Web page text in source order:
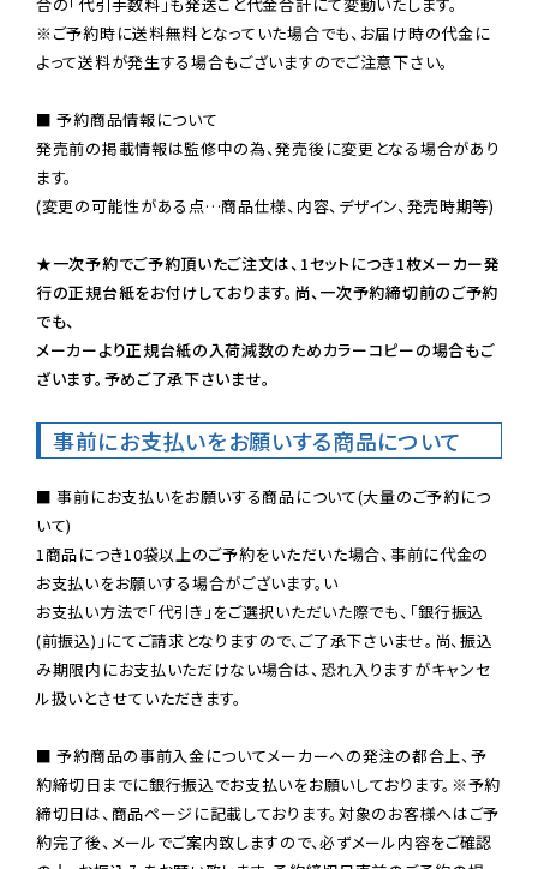
※ご予約時に送料無料となっていた場合でも、お届け時の代金に
よって送料が発生する場合もございますのでご注意下さい。
■ 予約商品情報について
発売前の掲載情報は監修中の為、発売後に変更となる場合があり
ます。
(変更の可能性がある点…商品仕様、内容、デザイン、発売時期等)
★一次予約でご予約頂いたご注文は、1セットにつき1枚メーカー発
行の正規台紙をお付けしております。尚、一次予約締切前のご予約
でも、
メーカーより正規台紙の入荷減数のためカラーコピーの場合もご
ざいます。予めご了承下さいませ。
事前にお支払いをお願いする商品について
■ 事前にお支払いをお願いする商品について(大量のご予約につ
いて)
1商品につき10袋以上のご予約をいただいた場合、事前に代金の
お支払いをお願いする場合がございます。い
お支払い方法で「代引き」をご選択いただいた際でも、「銀行振込
(前振込)」にてご請求となりますので、ご了承下さいませ。尚、振込
み期限内にお支払いただけない場合は、恐れ入りますがキャンセ
ル扱いとさせていただきます。
■ 予約商品の事前入金についてメーカーへの発注の都合上、予
約締切日までに銀行振込でお支払いをお願いしております。※予約
締切日は、商品ページに記載しております。対象のお客様へはご予
約完了後、メールでご案内致しますので、必ずメール内容をご確認